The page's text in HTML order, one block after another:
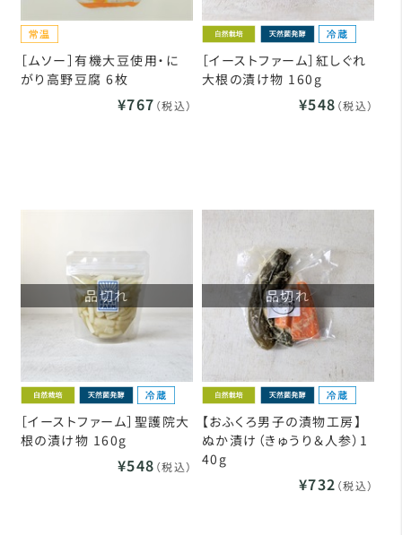
［ムソー］有機大豆使用・に
がり高野豆腐 6枚
¥767 （税込）
［イーストファーム］紅しぐれ
大根の漬け物 160g
¥548 （税込）
品切れ
［イーストファーム］聖護院大
根の漬け物 160g
¥548 （税込）
品切れ
【おふくろ男子の漬物工房】
ぬか漬け（きゅうり＆人参）1
40g
¥732 （税込）